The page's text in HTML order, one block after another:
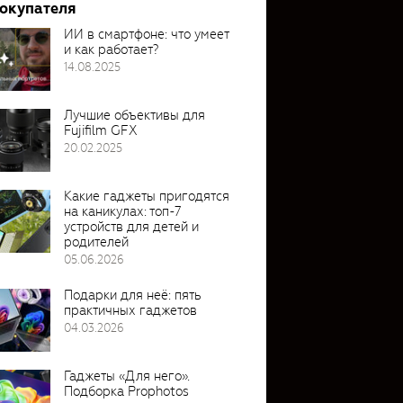
ИИ в смартфоне: что умеет
и как работает?
14.08.2025
Лучшие объективы для
Fujifilm GFX
20.02.2025
Какие гаджеты пригодятся
на каникулах: топ-7
устройств для детей и
родителей
05.06.2026
Подарки для неё: пять
практичных гаджетов
04.03.2026
Гаджеты «Для него».
Подборка Prophotos